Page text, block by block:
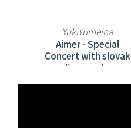
YukiYumeina
Aimer - Special
Concert with slovak
radio symphony